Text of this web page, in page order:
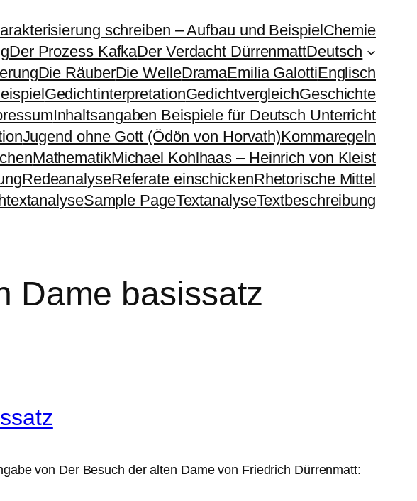
schreiben – Aufbau und BeispielChemie
Der Prozess KafkaDer Verdacht DürrenmattDeutsch
Die RäuberDie WelleDramaEmilia GalottiEnglisch
GedichtinterpretationGedichtvergleichGeschichte
Inhaltsangaben Beispiele für Deutsch Unterricht
Jugend ohne Gott (Ödön von Horvath)Kommaregeln
MathematikMichael Kohlhaas – Heinrich von Kleist
RedeanalyseReferate einschickenRhetorische Mittel
Sample PageTextanalyseTextbeschreibung
Dame basissatz
von Der Besuch der alten Dame von Friedrich Dürrenmatt: